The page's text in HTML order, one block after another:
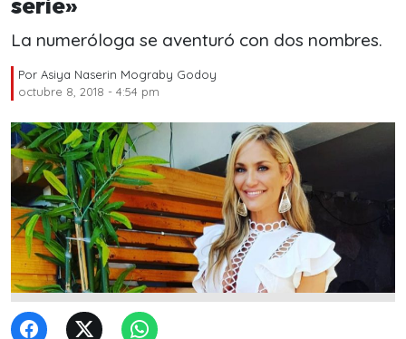
La numeróloga se aventuró con dos nombres.
Por Asiya Naserin Mograby Godoy
octubre 8, 2018 - 4:54 pm